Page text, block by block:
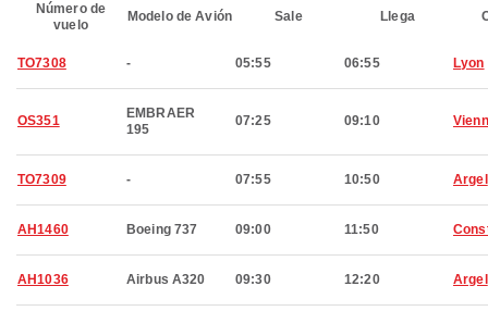
Número de
vuelo
Modelo de Avión Sale Llega
TO7308 - 05:55 06:55 Lyon
OS351
EMBRAER
195
07:25 09:10
TO7309 - 07:55 10:50 Argel
AH1460 Boeing 737 09:00 11:50
AH1036 Airbus A320 09:30 12:20 Argel